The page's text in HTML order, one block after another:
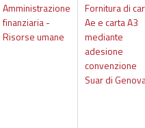
Amministrazione
finanziaria -
Risorse umane
Fornitura di
Ae e carta A3
mediante
adesione
convenzione
Suar di